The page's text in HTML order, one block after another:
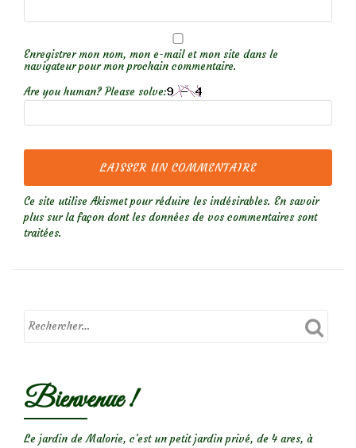
Enregistrer mon nom, mon e-mail et mon site dans le
navigateur pour mon prochain commentaire.
Are you human? Please solve:
Ce site utilise Akismet pour réduire les indésirables. En savoir
plus sur la façon dont les données de vos commentaires sont
traitées.
Bienvenue !
Le jardin de Malorie, c'est un petit jardin privé, de 4 ares, à